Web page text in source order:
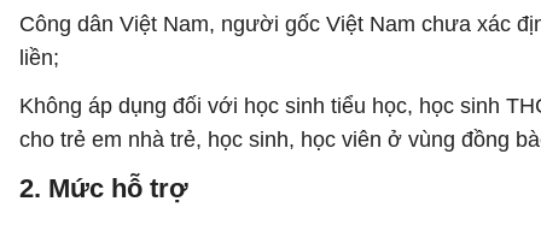
Công dân Việt Nam, người gốc Việt Nam chưa xác
liền;
Không áp dụng đối với học sinh tiểu học, học sinh
cho trẻ em nhà trẻ, học sinh, học viên ở vùng đồng
2. Mức hỗ trợ